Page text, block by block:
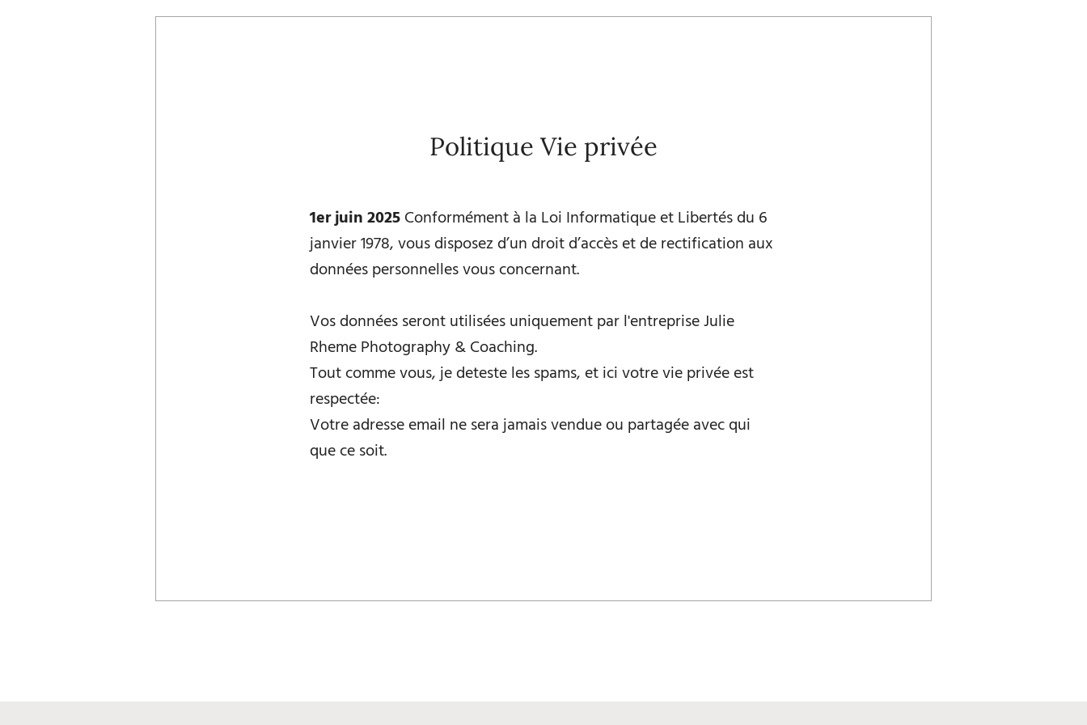
Politique Vie privée
1er juin 2025 Conformément à la Loi Informatique et Libertés du 6
janvier 1978, vous disposez d’un droit d’accès et de rectification aux
données personnelles vous concernant.
Vos données seront utilisées uniquement par l'entreprise Julie
Rheme Photography & Coaching.
Tout comme vous, je deteste les spams, et ici votre vie privée est
respectée:
Votre adresse email ne sera jamais vendue ou partagée avec qui
que ce soit.